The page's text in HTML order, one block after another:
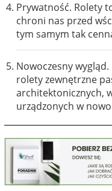
Prywatność. Rolety
chroni nas przed
tym samym tak
Nowoczesny
rolety zewnętrzne
architektonicznych,
urządzonych w